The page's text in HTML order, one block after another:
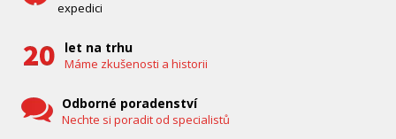
expedici
let na trhu
Máme zkušenosti a historii
Odborné poradenství
Nechte si poradit od specialistů